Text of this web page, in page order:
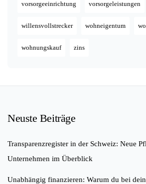
vorsorgeeinrichtung vorsorgeleistungen
willensvollstrecker wohneigentum
wohnungskauf zins
Neuste Beiträge
Transparenzregister in der Schweiz: Neue
Unternehmen im Überblick
Unabhängig finanzieren: Warum du bei